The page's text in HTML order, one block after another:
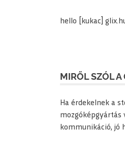
hello [kukac]
MIRŐL SZÓL A
Ha érdekelnek a
mozgóképgyártás
kommunikáció, jó